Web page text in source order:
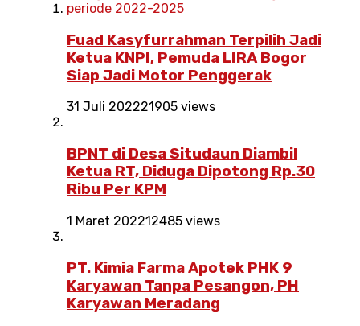
Fuad Kasyfurrahman Terpilih Jadi
Ketua KNPI, Pemuda LIRA Bogor
Siap Jadi Motor Penggerak
31 Juli 202221905 views
BPNT di Desa Situdaun Diambil
Ketua RT, Diduga Dipotong Rp.30
Ribu Per KPM
1 Maret 202212485 views
PT. Kimia Farma Apotek PHK 9
Karyawan Tanpa Pesangon, PH
Karyawan Meradang